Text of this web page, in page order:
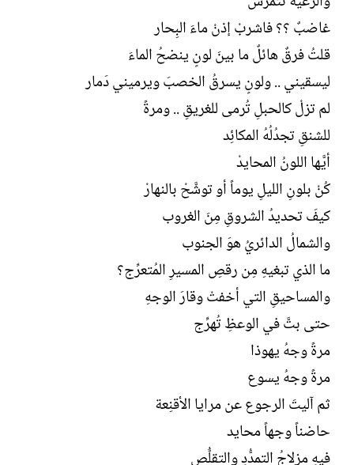
غاضبٌ ؟؟ فاشربْ إذنْ ماءَ البِحار
قلتُ فرقٌ هائلٌ ما بينَ لونٍ ينضحُ الماءَ
ليسقيني .. ولونٍ يسرقُ الخصبَ ويرميني دَمار
لم تزلْ كالحبلِ تُرمى للغريقِ .. ومرةً
للشنقِ تجدُلُهُ المكائِد
أيَّها اللونُ المحايدْ
كُنْ بلونِ الليلِ يوماً أو توشَّحْ بالنهارْ
كيفَ تحديدُ الشروقِ مِنَ الغروب
والشمالُ الدائريُ هوَ الجنوب
ما الذي تبغيهِ مِن رقصِ المسيرِ المُتعرِّج؟
والمساحيقِ التي أخفتْ وقارَ الوجهِ
حتى بتَّ في الوعظِ تُهرِّج
مرةً وجهُ يهوذا
مرةً وجهُ يسوع
ثم آليتَ الرجوع عن مرايا الأقنِعة
حاضناً وجهاً محايد
فيهِ مزلاجُ التمدُّدِ والتقلُّص